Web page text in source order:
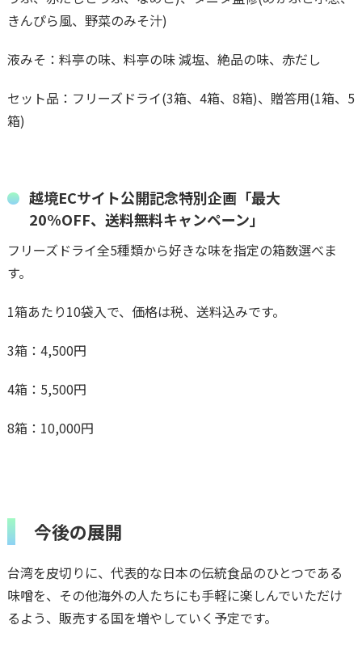
きんぴら風、野菜のみそ汁)
液みそ：料亭の味、料亭の味 減塩、絶品の味、赤だし
セット品：フリーズドライ(3箱、4箱、8箱)、贈答用(1箱、5
箱)
越境ECサイト公開記念特別企画「最大
20%OFF、送料無料キャンペーン」
フリーズドライ全5種類から好きな味を指定の箱数選べま
す。
1箱あたり10袋入で、価格は税、送料込みです。
3箱：4,500円
4箱：5,500円
8箱：10,000円
今後の展開
台湾を皮切りに、代表的な日本の伝統食品のひとつである
味噌を、その他海外の人たちにも手軽に楽しんでいただけ
るよう、販売する国を増やしていく予定です。